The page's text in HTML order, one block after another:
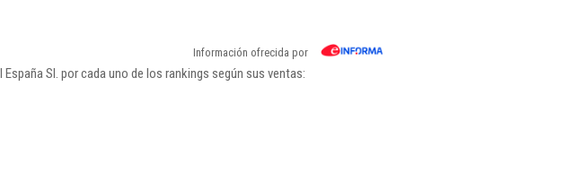
Información ofrecida por
Sl. por cada uno de los rankings según sus ventas: